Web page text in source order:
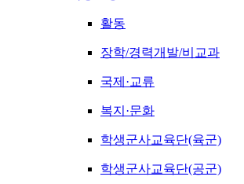
활동
장학/경력개발/비교과
국제·교류
복지·문화
학생군사교육단(육군)
학생군사교육단(공군)